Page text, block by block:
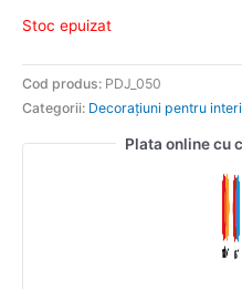
Stoc epuizat
Cod produs: PDJ_050
Categorii: Decorațiuni pentru
Plata online cu